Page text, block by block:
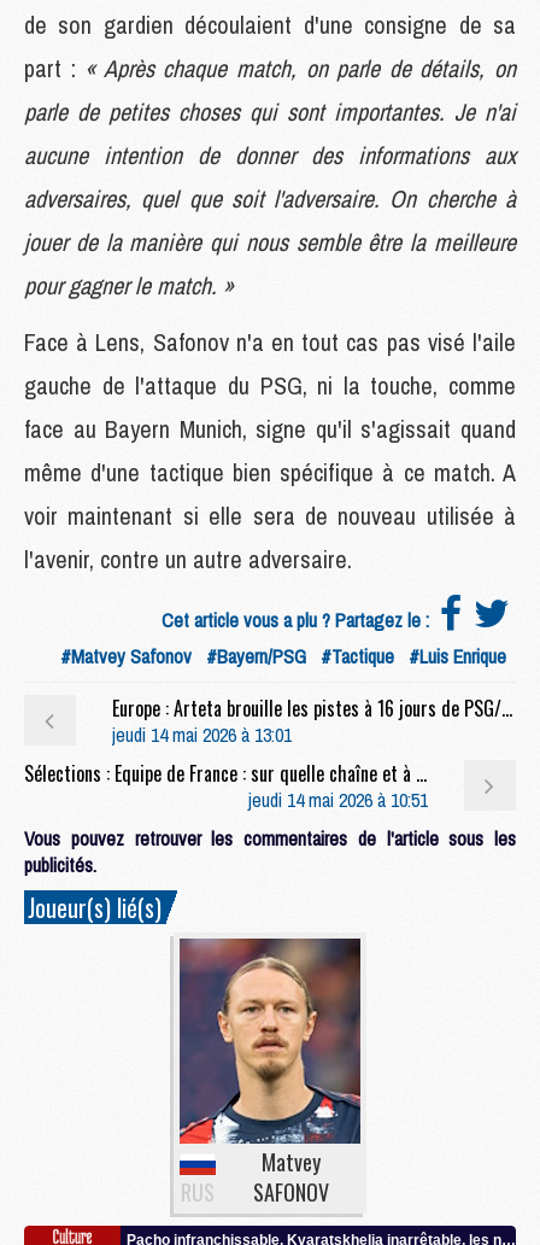
de son gardien découlaient d'une consigne de sa
part : « Après chaque match, on parle de détails, on
parle de petites choses qui sont importantes. Je n'ai
aucune intention de donner des informations aux
adversaires, quel que soit l'adversaire. On cherche à
jouer de la manière qui nous semble être la meilleure
pour gagner le match. »
Face à Lens, Safonov n'a en tout cas pas visé l'aile
gauche de l'attaque du PSG, ni la touche, comme
face au Bayern Munich, signe qu'il s'agissait quand
même d'une tactique bien spécifique à ce match. A
voir maintenant si elle sera de nouveau utilisée à
l'avenir, contre un autre adversaire.
Cet article vous a plu ? Partagez le :
#Matvey Safonov #Bayern/PSG #Tactique #Luis Enrique
Europe : Arteta brouille les pistes à 16 jours de PSG/Arsenal
jeudi 14 mai 2026 à 13:01
Sélections : Equipe de France : sur quelle chaîne et à quelle heure suivre l'annonce de la liste pour la Coupe du monde 2026 ?
jeudi 14 mai 2026 à 10:51
Vous pouvez retrouver les commentaires de l'article sous les
publicités.
Joueur(s) lié(s)
RUS
Matvey
SAFONOV